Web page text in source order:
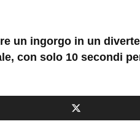
un ingorgo in un
con solo 10 secondi